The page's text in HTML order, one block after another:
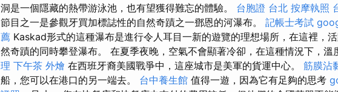
洞是一個隱藏的熱帶游泳池，也有望獲得難忘的體驗。 台胞證 台北 按摩執照
節目之一是參觀牙買加標誌性的自然奇蹟之一鄧恩的河瀑布。 記帳士考試
薦 Kaskad形式的這種瀑布是進行令人耳目一新的遊覽的理想場所，在這裡，
然奇蹟的同時攀登瀑布。 在夏季夜晚，空氣不會顯著冷卻，在這種情況下，溫
理 下午茶 外燴 在西班牙裔美國戰爭中，這座城市是美軍的貨運中心。 筋膜沾
船，您可以在港口的另一端去。 台中養生館 值得一遊，因為它有足夠的思考